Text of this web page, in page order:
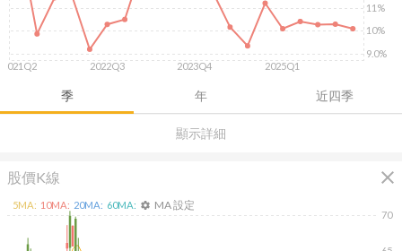
顯示詳細
季 年 近四季
2021Q2 2022Q3 2023Q4 2025Q1
9.0%
10%
11%
股價K線 close
70
5MA: 10MA: 20MA: 60MA: settings MA 設定